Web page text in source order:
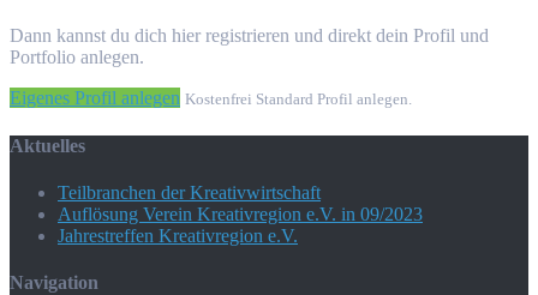
Dann kannst du dich hier registrieren und direkt dein Profil und
Portfolio anlegen.
Eigenes Profil anlegen Kostenfrei Standard Profil anlegen.
Aktuelles
Teilbranchen der Kreativwirtschaft
Auflösung Verein Kreativregion e.V. in 09/2023
Jahrestreffen Kreativregion e.V.
Navigation